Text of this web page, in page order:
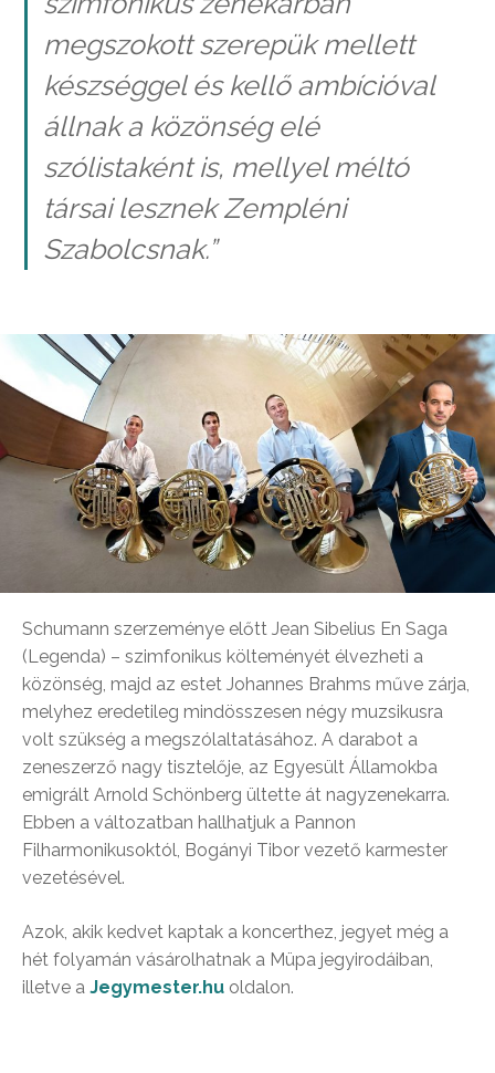
megszokott szerepük mellett
készséggel és kellő ambícióval
állnak a közönség elé
szólistaként is, mellyel méltó
társai lesznek Zempléni
Szabolcsnak.”
Schumann szerzeménye előtt Jean Sibelius En Saga
(Legenda) – szimfonikus költeményét élvezheti a
közönség, majd az estet Johannes Brahms műve zárja,
melyhez eredetileg mindösszesen négy muzsikusra
volt szükség a megszólaltatásához. A darabot a
zeneszerző nagy tisztelője, az Egyesült Államokba
emigrált Arnold Schönberg ültette át nagyzenekarra.
Ebben a változatban hallhatjuk a Pannon
Filharmonikusoktól, Bogányi Tibor vezető karmester
vezetésével.
Azok, akik kedvet kaptak a koncerthez, jegyet még a
hét folyamán vásárolhatnak a Müpa jegyirodáiban,
illetve a Jegymester.hu oldalon.